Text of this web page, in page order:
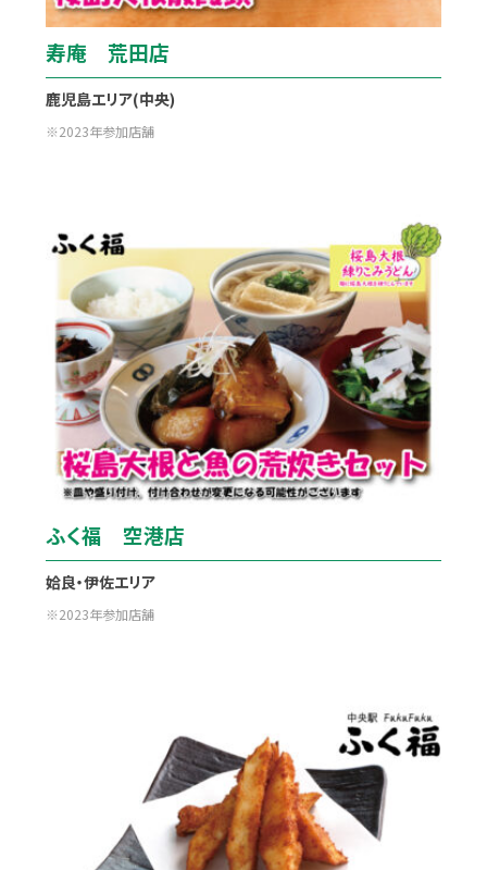
寿庵 荒田店
鹿児島エリア(中央)
2023年参加店舗
ふく福 空港店
姶良・伊佐エリア
2023年参加店舗